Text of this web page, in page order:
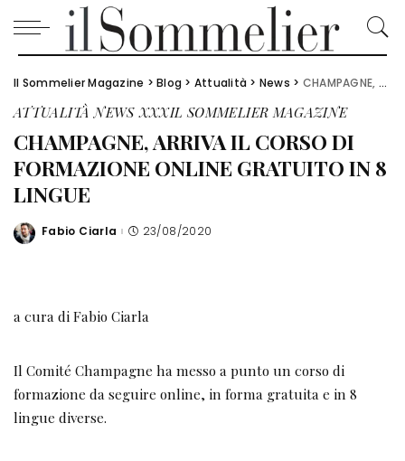
Il Sommelier Magazine >Blog > Attualità > News > CHAMPAGNE, ARRIVA IL CORSO DI FORMAZIONE ONLINE GRATUITO IN 8 LINGUE
ATTUALITÀ NEWS XXXIL SOMMELIER MAGAZINE
CHAMPAGNE, ARRIVA IL CORSO DI
FORMAZIONE ONLINE GRATUITO IN 8
LINGUE
Posted
Fabio Ciarla 23/08/2020
a cura di Fabio Ciarla
Il Comité Champagne ha messo a punto un corso di
formazione da seguire online, in forma gratuita e in 8
lingue diverse.